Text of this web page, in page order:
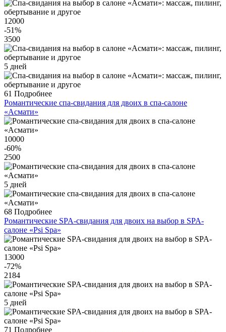
12000
-51%
3500
5 дней
61 Подробнее
Романтические спа-свидания для двоих в спа-салоне
«Асмати»
10000
-60%
2500
5 дней
68 Подробнее
Романтические SPA-свидания для двоих на выбор в SPA-
салоне «Psi Spa»
13000
-72%
2184
5 дней
71 Подробнее